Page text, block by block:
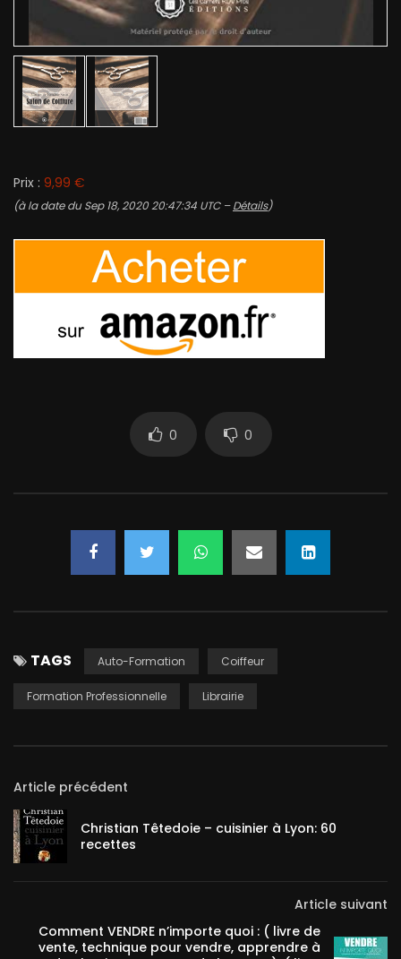
Prix : 9,99 €
(à la date du Sep 18, 2020 20:47:34 UTC –Détails)
0 0
TAGS Auto-Formation Coiffeur
Formation Professionnelle Librairie
Article précédent
Christian Têtedoie – cuisinier à Lyon: 60
recettes
Article suivant
Comment VENDRE n’importe quoi : ( livre de
vente, technique pour vendre, apprendre à